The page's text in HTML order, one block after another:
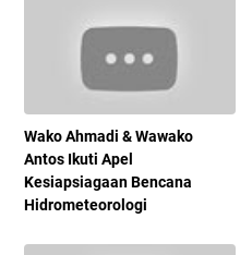
Wako Ahmadi & Wawako
Antos Ikuti Apel
Kesiapsiagaan Bencana
Hidrometeorologi